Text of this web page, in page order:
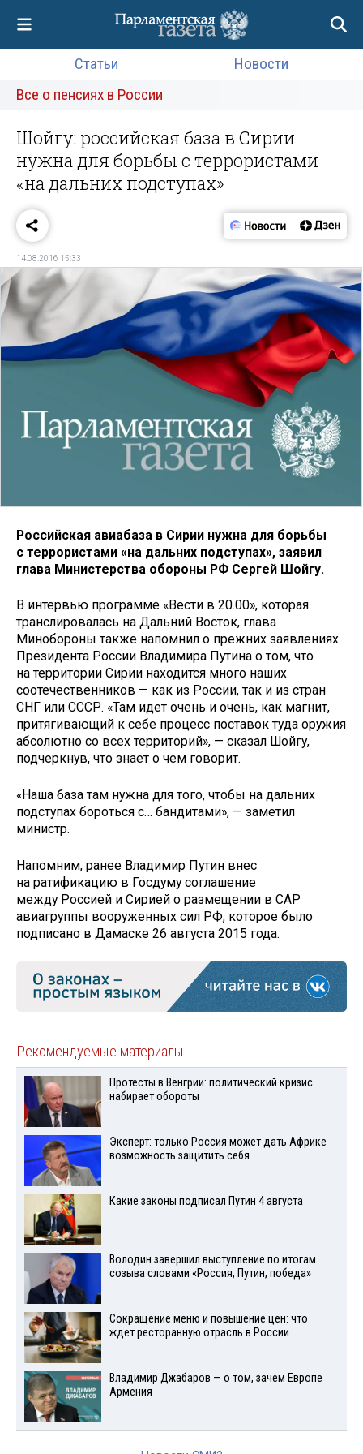
Статьи
Новости
Все о пенсиях в России
Шойгу: российская база в Сирии
нужна для борьбы с террористами
«на дальних подступах»
14.08.2016 15:33
Российская авиабаза в Сирии нужна для борьбы
с террористами «на дальних подступах», заявил
глава Министерства обороны РФ Сергей Шойгу.
В интервью программе «Вести в 20.00», которая
транслировалась на Дальний Восток, глава
Минобороны также напомнил о прежних заявлениях
Президента России Владимира Путина о том, что
на территории Сирии находится много наших
соотечественников — как из России, так и из стран
СНГ или СССР. «Там идет очень и очень, как магнит,
притягивающий к себе процесс поставок туда оружия
абсолютно со всех территорий», — сказал Шойгу,
подчеркнув, что знает о чем говорит.
«Наша база там нужна для того, чтобы на дальних
подступах бороться с… бандитами», — заметил
министр.
Напомним, ранее Владимир Путин внес
на ратификацию в Госдуму соглашение
между Россией и Сирией о размещении в САР
авиагруппы вооруженных сил РФ, которое было
подписано в Дамаске 26 августа 2015 года.
Рекомендуемые материалы
Протесты в Венгрии: политический кризис
набирает обороты
Эксперт: только Россия может дать Африке
возможность защитить себя
Какие законы подписал Путин 4 августа
Володин завершил выступление по итогам
созыва словами «Россия, Путин, победа»
Сокращение меню и повышение цен: что
ждет ресторанную отрасль в России
Владимир Джабаров — о том, зачем Европе
Армения